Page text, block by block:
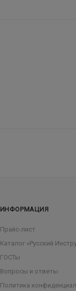
ИНФОРМАЦИЯ
Прайс-лист
Каталог «Русский
ГОСТы
Вопросы и ответы
Политика